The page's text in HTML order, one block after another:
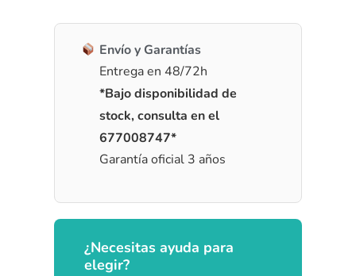
Envío y Garantías
Entrega en 48/72h
*Bajo disponibilidad de
stock, consulta en el
677008747*
Garantía oficial 3 años
¿Necesitas ayuda para
elegir?